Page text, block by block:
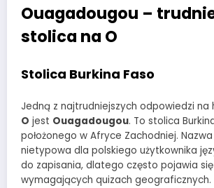
Ouagadougou –
stolica na O
Stolica Burkina Faso
Jedną z najtrudniejszych odpowiedzi na
O jest Ouagadougou. To stolica
położonego w Afryce Zachodniej.
nietypowa dla polskiego użytkownika
do zapisania, dlatego często pojawia
wymagających quizach geograficznych.